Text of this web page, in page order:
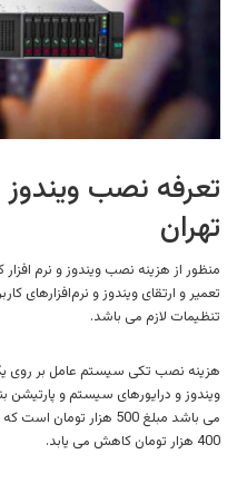
تعرفه نصب
تهران
منظور از هزینه نصب ویندوز و نرم
تعمیر و ارتقای ویندوز و نرم‌افزارهای
تنظیمات لازم می باشد.
هزینه نصب تکی سیستم عامل بر
ویندوز و درایورهای سیستم و
می باشد مبلغ 500 هزار
400 هزار تومان کاهش می یابد.